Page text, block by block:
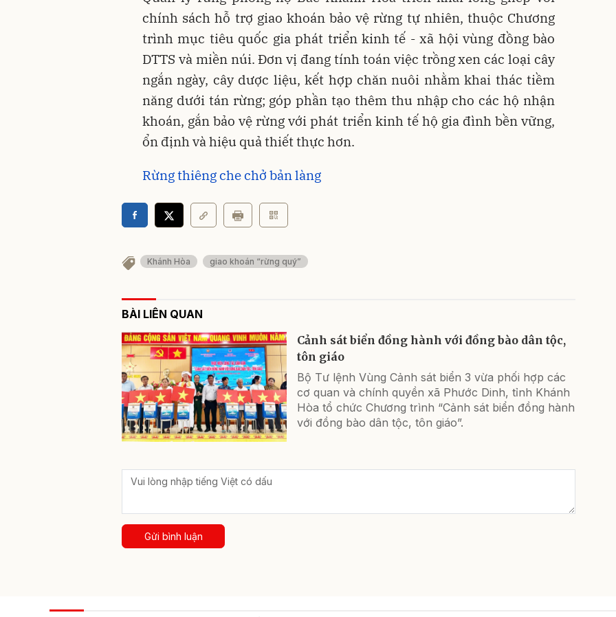
chính sách hỗ trợ giao khoán bảo vệ rừng tự nhiên, thuộc Chương
trình mục tiêu quốc gia phát triển kinh tế - xã hội vùng đồng bào
DTTS và miền núi. Đơn vị đang tính toán việc trồng xen các loại cây
ngắn ngày, cây dược liệu, kết hợp chăn nuôi nhằm khai thác tiềm
năng dưới tán rừng; góp phần tạo thêm thu nhập cho các hộ nhận
khoán, gắn bảo vệ rừng với phát triển kinh tế hộ gia đình bền vững,
ổn định và hiệu quả thiết thực hơn.
Rừng thiêng che chở bản làng
Khánh Hòa giao khoán “rừng quý”
BÀI LIÊN QUAN
Cảnh sát biển đồng hành với đồng bào dân tộc,
tôn giáo
Bộ Tư lệnh Vùng Cảnh sát biển 3 vừa phối hợp các
cơ quan và chính quyền xã Phước Dinh, tỉnh Khánh
Hòa tổ chức Chương trình “Cảnh sát biển đồng hành
với đồng bào dân tộc, tôn giáo”.
Gửi bình luận